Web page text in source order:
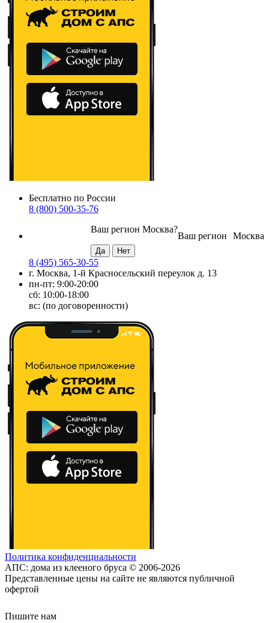
Бесплатно по России
8 (800) 500-35-76
Москва
Ваш регион
Ваш регион Москва?
8 (495) 565-30-55
г. Москва, 1-й Красносельский переулок д. 13
пн-пт: 9:00-20:00
сб: 10:00-18:00
вс: (по договоренности)
Политика конфиденциальности
АПС: дома из клееного бруса © 2006-2026
Представленные цены на сайте не являются публичной
офертой
Пишите нам